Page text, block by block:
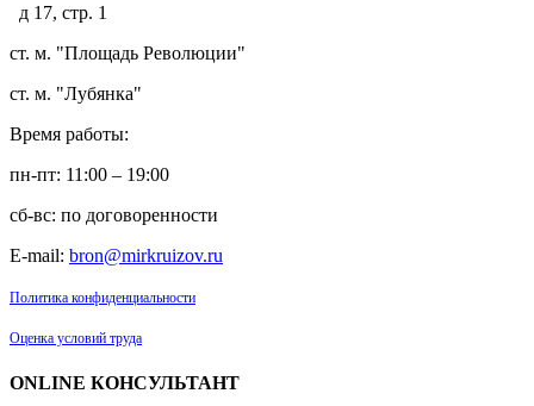
д 17, стр. 1
ст. м. "Площадь Революции"
ст. м. "Лубянка"
Время работы:
пн-пт: 11:00 – 19:00
сб-вс: по договоренности
E-mail: bron@mirkruizov.ru
Политика конфиденциальности
Оценка условий труда
ONLINE КОНСУЛЬТАНТ